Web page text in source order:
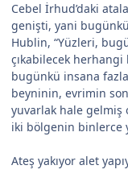
Cebel İrhud’daki
genişti, yani
Hublin, “Yüzleri,
çıkabilecek
bugünkü insana
beyninin, evrimin
yuvarlak hale
iki bölgenin binlerce
Ateş yakıyor alet